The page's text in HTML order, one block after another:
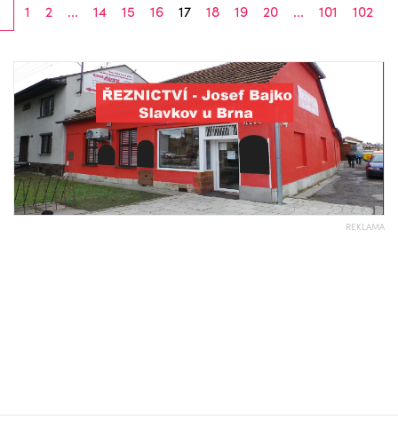
1 2 ... 14 15 16 17 18 19 20 ... 101 102
REKLAMA